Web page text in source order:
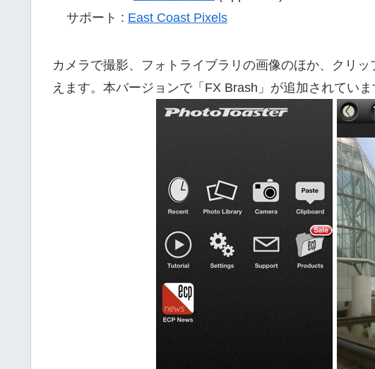
サポート : East Coast Pixels
カメラで撮影、フォトライブラリの画像のほか、クリ
えます。本バージョンで「FX Brash」が追加されていま